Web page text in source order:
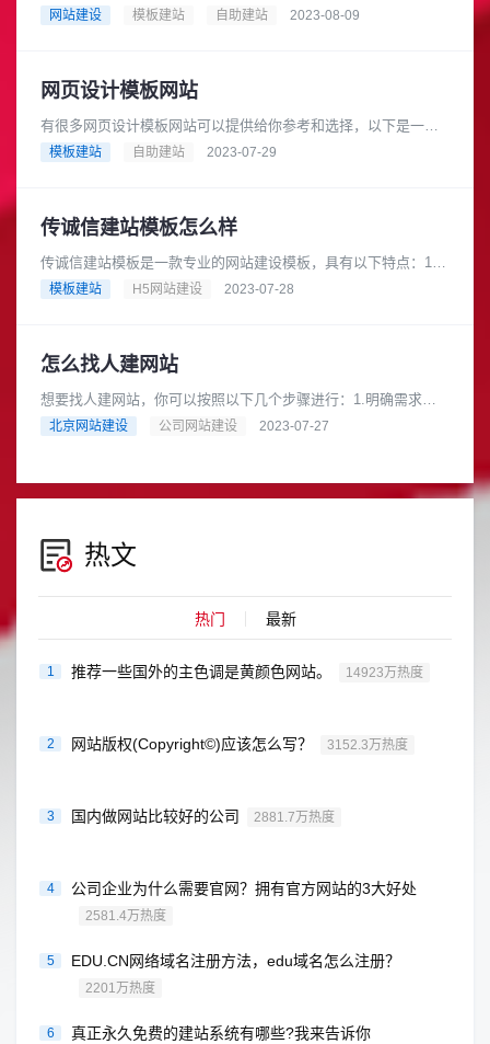
说变得越来越重要。然而，对于许多人来说，建设一个网站的费
网站建设 模板建站 自助建站 2023-08-09
网页设计模板网站
有很多网页设计模板网站可以提供给你参考和选择，以下是一些
比较知名的网站：ThemeFest：https:themefest.Template......
模板建站 自助建站 2023-07-29
传诚信建站模板怎么样
传诚信建站模板是一款专业的网站建设模板，具有以下特点：1.
高度定制化：传诚信建站模板提供了丰富的功能和灵活的布局，
模板建站 H5网站建设 2023-07-28
怎么找人建网站
想要找人建网站，你可以按照以下几个步骤进行：1.明确需求：
首先，你需要明确你的网站需求。确定你的网站目的、功能、内
北京网站建设 公司网站建设 2023-07-27
热文
热门 最新
1 推荐一些国外的主色调是黄颜色网站。 14923万热度
2 网站版权(Copyright©)应该怎么写？ 3152.3万热度
3 国内做网站比较好的公司 2881.7万热度
4 公司企业为什么需要官网？拥有官方网站的3大好处
2581.4万热度
5 EDU.CN网络域名注册方法，edu域名怎么注册？
2201万热度
6 真正永久免费的建站系统有哪些?我来告诉你